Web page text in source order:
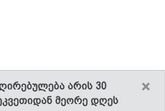
×
არის 30
მეორე დღეს